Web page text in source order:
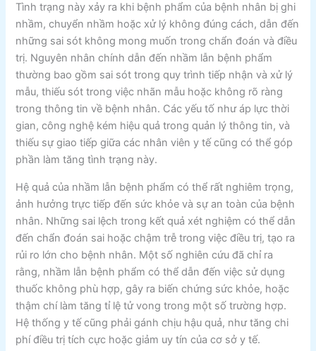
Tình trạng này xảy ra khi bệnh phẩm của bệnh nhân bị ghi
nhầm, chuyển nhầm hoặc xử lý không đúng cách, dẫn đến
những sai sót không mong muốn trong chẩn đoán và điều
trị. Nguyên nhân chính dẫn đến nhầm lẫn bệnh phẩm
thường bao gồm sai sót trong quy trình tiếp nhận và xử lý
mẫu, thiếu sót trong việc nhãn mẫu hoặc không rõ ràng
trong thông tin về bệnh nhân. Các yếu tố như áp lực thời
gian, công nghệ kém hiệu quả trong quản lý thông tin, và
thiếu sự giao tiếp giữa các nhân viên y tế cũng có thể góp
phần làm tăng tình trạng này.
Hệ quả của nhầm lẫn bệnh phẩm có thể rất nghiêm trọng,
ảnh hưởng trực tiếp đến sức khỏe và sự an toàn của bệnh
nhân. Những sai lệch trong kết quả xét nghiệm có thể dẫn
đến chẩn đoán sai hoặc chậm trễ trong việc điều trị, tạo ra
rủi ro lớn cho bệnh nhân. Một số nghiên cứu đã chỉ ra
rằng, nhầm lẫn bệnh phẩm có thể dẫn đến việc sử dụng
thuốc không phù hợp, gây ra biến chứng sức khỏe, hoặc
thậm chí làm tăng tỉ lệ tử vong trong một số trường hợp.
Hệ thống y tế cũng phải gánh chịu hậu quả, như tăng chi
phí điều trị tích cực hoặc giảm uy tín của cơ sở y tế.